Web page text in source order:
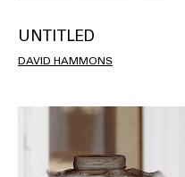
UNTITLED
DAVID HAMMONS